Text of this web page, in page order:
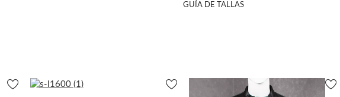
GUÍA DE TALLAS